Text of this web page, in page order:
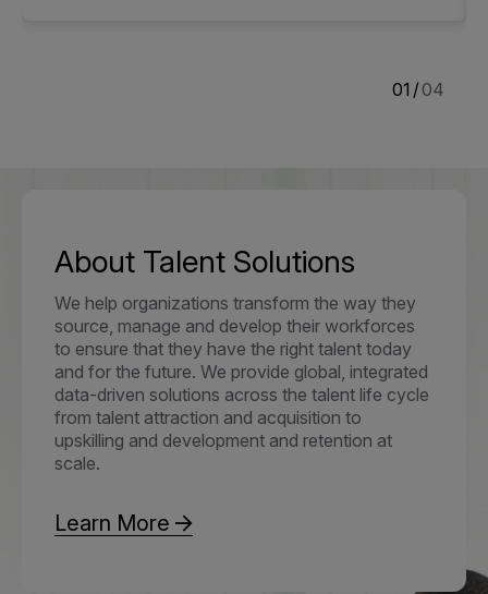
1 / 4
About Talent Solutions
We help organizations transform the way they
source, manage and develop their workforces
to ensure that they have the right talent today
and for the future. We provide global, integrated
data-driven solutions across the talent life cycle
from talent attraction and acquisition to
upskilling and development and retention at
scale.
Learn More